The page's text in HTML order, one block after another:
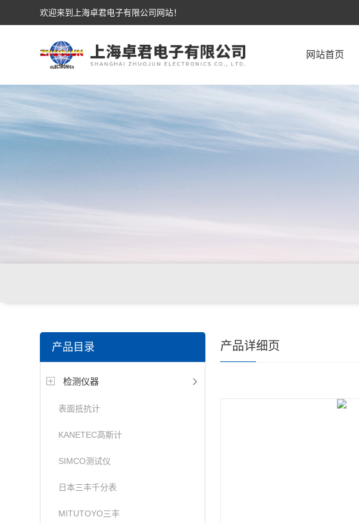
欢迎来到上海卓君电子有限公司网站！
网站首页
产品目录
检测仪器
表面抵抗计
KANETEC高斯计
SIMCO测试仪
日本三丰千分表
MITUTOYO三丰
产品详细页